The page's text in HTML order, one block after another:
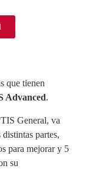
que tienen
Advanced.
General, va
distintas partes,
para mejorar y 5
su